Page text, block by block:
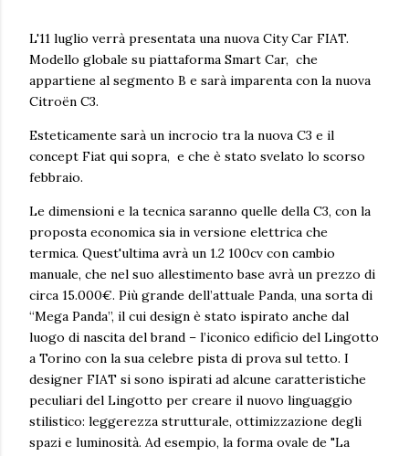
L'11 luglio verrà presentata una nuova City Car FIAT.
Modello globale su piattaforma Smart Car, che
appartiene al segmento B e sarà imparenta con la nuova
Citroën C3.
Esteticamente sarà un incrocio tra la nuova C3 e il
concept Fiat qui sopra, e che è stato svelato lo scorso
febbraio.
Le dimensioni e la tecnica saranno quelle della C3, con la
proposta economica sia in versione elettrica che
termica. Quest'ultima avrà un 1.2 100cv con cambio
manuale, che nel suo allestimento base avrà un prezzo di
circa 15.000€. Più grande dell’attuale Panda, una sorta di
“Mega Panda”, il cui design è stato ispirato anche dal
luogo di nascita del brand – l’iconico edificio del Lingotto
a Torino con la sua celebre pista di prova sul tetto. I
designer FIAT si sono ispirati ad alcune caratteristiche
peculiari del Lingotto per creare il nuovo linguaggio
stilistico: leggerezza strutturale, ottimizzazione degli
spazi e luminosità. Ad esempio, la forma ovale de "La